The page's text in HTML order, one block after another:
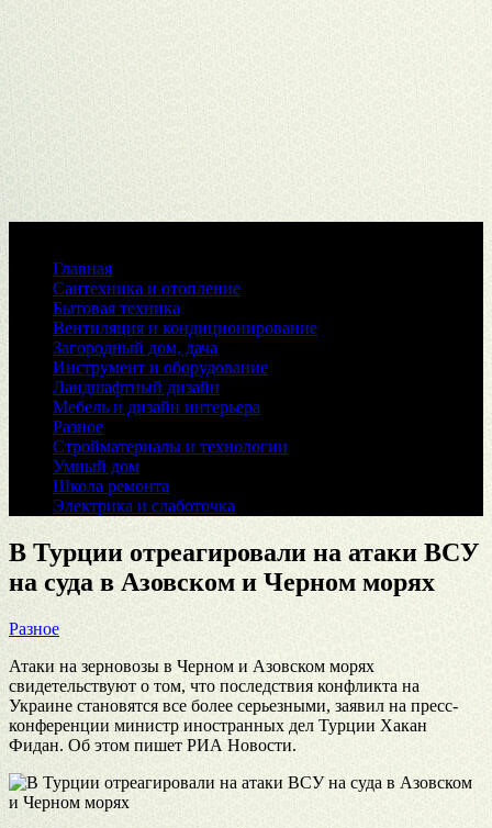
Главная
Сантехника и отопление
Бытовая техника
Вентиляция и кондиционирование
Загородный дом, дача
Инструмент и оборудование
Ландшафтный дизайн
Мебель и дизайн интерьера
Разное
Стройматериалы и технологии
Умный дом
Школа ремонта
Электрика и слаботочка
В Турции отреагировали на атаки ВСУ
на суда в Азовском и Черном морях
Разное
Атаки на зерновозы в Черном и Азовском морях
свидетельствуют о том, что последствия конфликта на
Украине становятся все более серьезными, заявил на пресс-
конференции министр иностранных дел Турции Хакан
Фидан. Об этом пишет РИА Новости.